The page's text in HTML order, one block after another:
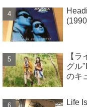
【
グル
のキ
Life